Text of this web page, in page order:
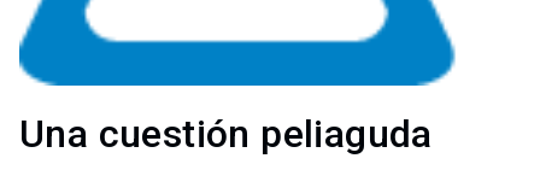
Una cuestión peliaguda